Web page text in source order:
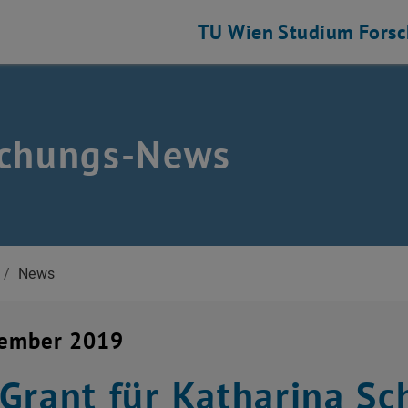
TU Wien Studium
News
/ News
2019
Grant für Katharina